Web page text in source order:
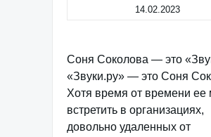
14.02.2023
Соня Соколова — это
«Звуки.ру» — это Соня
Хотя время от времени ее
встретить в организациях,
довольно удаленных от